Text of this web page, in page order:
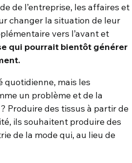
de l’entreprise, les affaires et
changer la situation de leur
vers l’avant et
qui pourrait bientôt générer
quotidienne, mais les
un problème et de la
Produire des tissus à partir de
ils souhaitent produire des
de la mode qui, au lieu de